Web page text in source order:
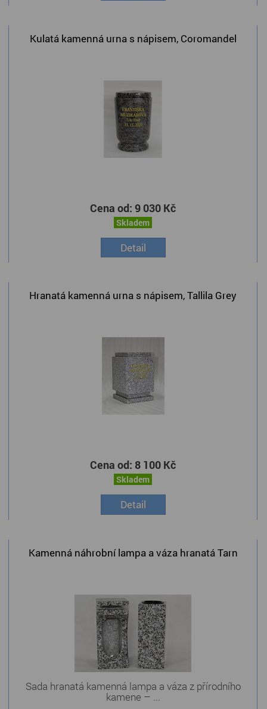
Kulatá kamenná urna s nápisem, Coromandel
Cena od: 9 030 Kč
Skladem
Detail
Hranatá kamenná urna s nápisem, Tallila Grey
Cena od: 8 100 Kč
Skladem
Detail
Kamenná náhrobní lampa a váza hranatá Tarn
Sada hranatá kamenná lampa a váza z přírodního
kamene – ...